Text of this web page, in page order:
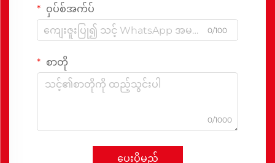
ဝှပ်စ်အက်ပ်
0/100
စာတို
0/1000
ပေးပို့မည်